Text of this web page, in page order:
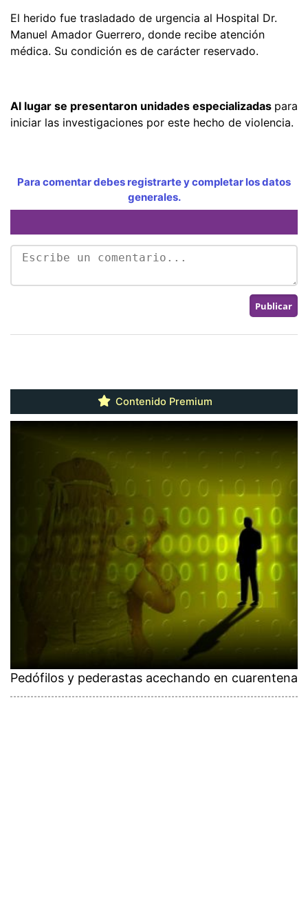
El herido fue trasladado de urgencia al Hospital Dr.
Manuel Amador Guerrero, donde recibe atención
médica. Su condición es de carácter reservado.
Al lugar se presentaron unidades especializadas para
iniciar las investigaciones por este hecho de violencia.
Para comentar debes registrarte y completar los datos
generales.
Contenido Premium
Pedófilos y pederastas acechando en cuarentena